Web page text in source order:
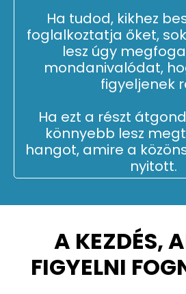
Ha tudod, kikhez
foglalkoztatja őket,
lesz úgy
mondanivalódat,
figyeljenek
Ha ezt a részt
könnyebb lesz
hangot, amire a
nyitott.
A KEZDÉS,
FIGYELNI